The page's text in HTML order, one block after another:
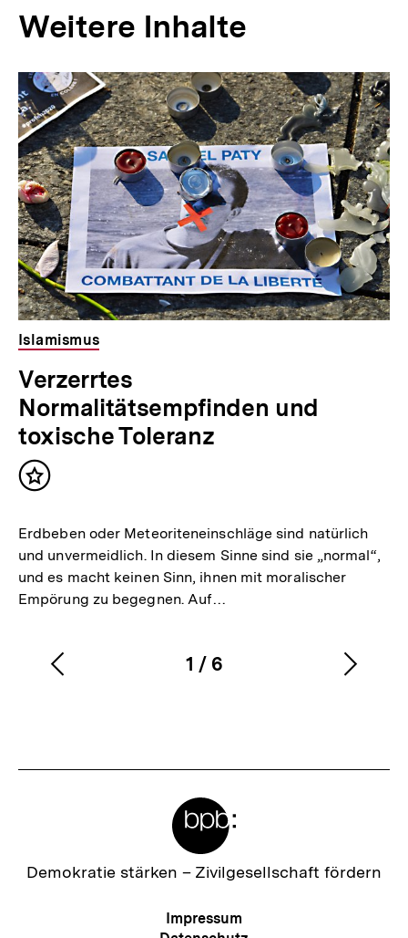
Weitere Inhalte
Inhaltskarousell
für
weitere
Inhalte
Inhaltskarussell
überspringen
Islamismus
Verzerrtes
Normalitätsempfinden und
toxische Toleranz
Inhalt
Erdbeben oder Meteoriteneinschläge sind natürlich
und unvermeidlich. In diesem Sinne sind sie „normal“,
und es macht keinen Sinn, ihnen mit moralischer
Empörung zu begegnen. Auf…
Karussellinhalt
1
von
/ 6
Vorherigen
Zur
Demokratie stärken – Zivilgesellschaft fördern
Meta-
Impressum